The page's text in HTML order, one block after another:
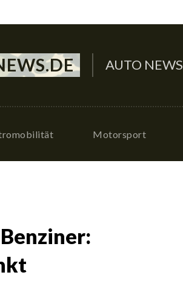
AUTO NEWS
Motorsport